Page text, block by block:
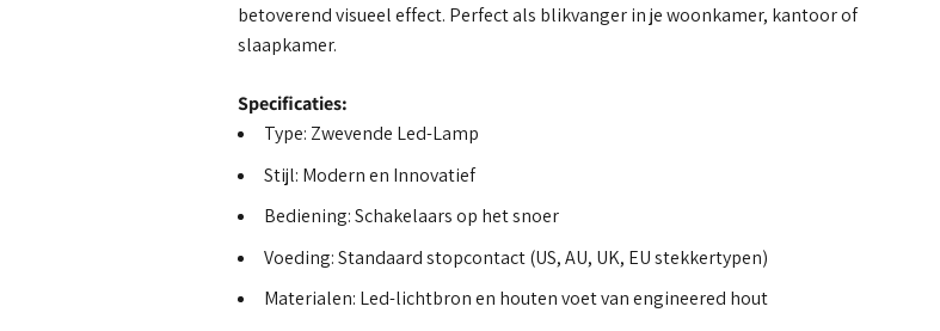
betoverend visueel effect. Perfect als blikvanger in je woonkamer, kantoor of
slaapkamer.
Specificaties:
Type: Zwevende Led-Lamp
Stijl: Modern en Innovatief
Bediening: Schakelaars op het snoer
Voeding: Standaard stopcontact (US, AU, UK, EU stekkertypen)
Materialen: Led-lichtbron en houten voet van engineered hout